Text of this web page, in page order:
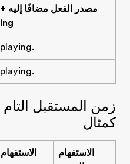
وظائف + مصدر الفعل مضافًا إليه
ing
playing.
playing.
كمثال
الاستفهام
الاستفهام